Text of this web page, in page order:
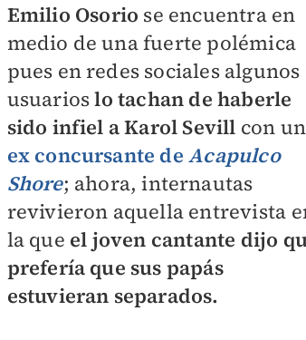
Emilio Osorio se encuentra en
medio de una fuerte polémica
pues en redes sociales algunos
usuarioslo tachan de haberle
sido infiel a Karol Sevill con
ex concursante de Acapulco
Shore; ahora, internautas
revivieron aquella entrevista
la que el joven cantante dijo
prefería que sus papás
estuvieran separados.